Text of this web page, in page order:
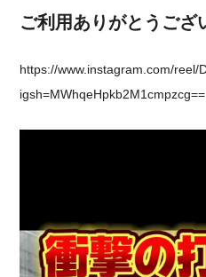
ご利用ありがとうござ
https://www.instagram.com/reel/
igsh=MWhqeHpkb2M1cmpzcg==